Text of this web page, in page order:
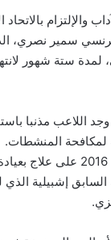
والإلتزام
سمير نصري،
لمدة ستة شهور
وجد اللاعب مذنبا
لمكافحة المنشطات.
وكان اللاعب حصل في 2016
السابق إشبيلية